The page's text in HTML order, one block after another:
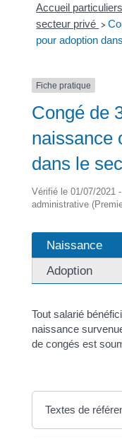
Accueil particuliers
secteur privé >
pour adoption
Fiche pratique
Congé de
naissance
dans le
Vérifié le 01/07/2021
administrative
Naissance
Adoption
Tout salarié
naissance
de congés est
Textes de